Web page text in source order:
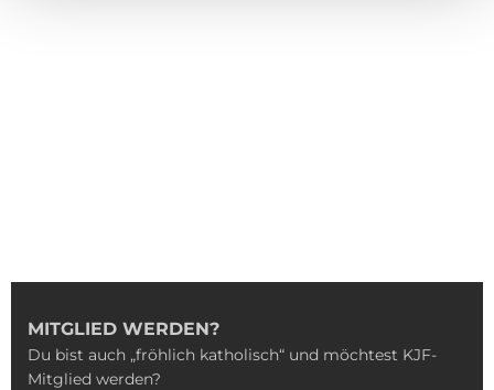
MITGLIED WERDEN?
Du bist auch „fröhlich katholisch“ und möchtest KJF-
Mitglied werden?